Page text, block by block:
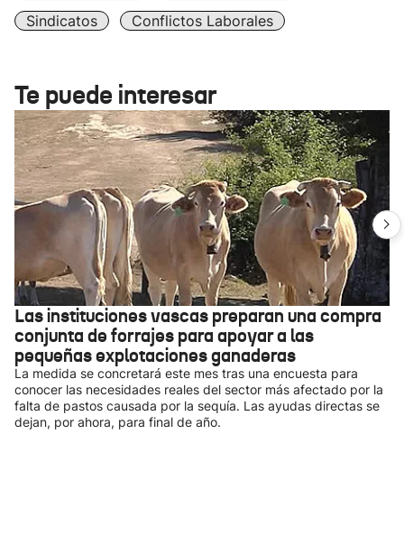
Sindicatos
Conflictos Laborales
Te puede interesar
Las instituciones vascas preparan una compra
conjunta de forrajes para apoyar a las
pequeñas explotaciones ganaderas
La medida se concretará este mes tras una encuesta para
conocer las necesidades reales del sector más afectado por la
falta de pastos causada por la sequía. Las ayudas directas se
dejan, por ahora, para final de año.